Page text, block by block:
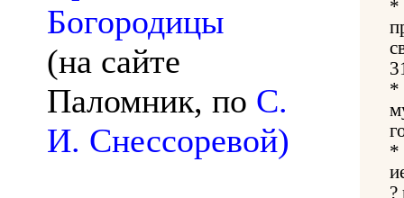
Богородицы
(на сайте
Паломник, по С.
И. Снессоревой)
*
*
*
?